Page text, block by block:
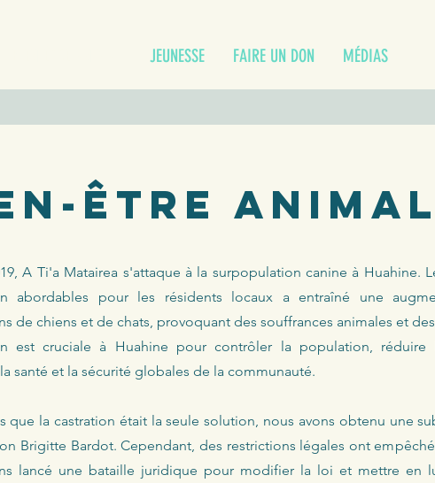
JEUNESSE FAIRE UN DON MÉDIAS
être animal
A Ti'a Matairea s'attaque à la surpopulation canine à Huahine.
abordables pour les résidents locaux a entraîné une
de chiens et de chats, provoquant des souffrances animales et
est cruciale à Huahine pour contrôler la population, réduire
santé et la sécurité globales de la communauté.
que la castration était la seule solution, nous avons obtenu une
Brigitte Bardot. Cependant, des restrictions légales ont
lancé une bataille juridique pour modifier la loi et mettre en